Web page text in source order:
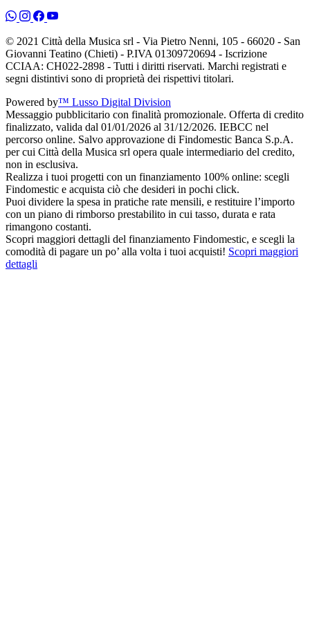
© 2021 Città della Musica srl - Via Pietro Nenni, 105 - 66020 - San
Giovanni Teatino (Chieti) - P.IVA 01309720694 - Iscrizione
CCIAA: CH022-2898 - Tutti i diritti riservati. Marchi registrati e
segni distintivi sono di proprietà dei rispettivi titolari.
Powered by™ Lusso Digital Division
Messaggio pubblicitario con finalità promozionale. Offerta di credito
finalizzato, valida dal 01/01/2026 al 31/12/2026. IEBCC nel
percorso online. Salvo approvazione di Findomestic Banca S.p.A.
per cui Città della Musica srl opera quale intermediario del credito,
non in esclusiva.
Realizza i tuoi progetti con un finanziamento 100% online: scegli
Findomestic e acquista ciò che desideri in pochi click.
Puoi dividere la spesa in pratiche rate mensili, e restituire l’importo
con un piano di rimborso prestabilito in cui tasso, durata e rata
rimangono costanti.
Scopri maggiori dettagli del finanziamento Findomestic, e scegli la
comodità di pagare un po’ alla volta i tuoi acquisti! Scopri maggiori
dettagli